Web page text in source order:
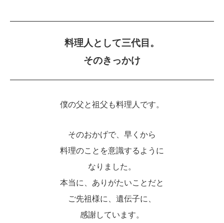
料理人として三代目。
そのきっかけ
僕の父と祖父も料理人です。
そのおかげで、早くから
料理のことを意識するように
なりました。
本当に、ありがたいことだと
ご先祖様に、遺伝子に、
感謝しています。